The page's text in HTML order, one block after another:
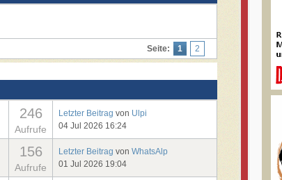
Seite: 1 2
246
Aufrufe
Letzter Beitrag von Ulpi
04 Jul 2026 16:24
156
Aufrufe
Letzter Beitrag vonWhatsAlp
01 Jul 2026 19:04